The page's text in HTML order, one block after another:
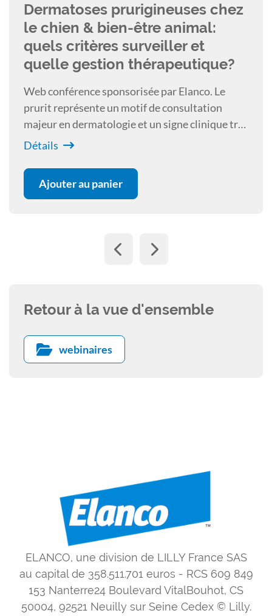
Dermatoses prurigineuses chez
le chien & bien-être animal:
quels critères surveiller et
quelle gestion thérapeutique?
Web conférence sponsorisée par Elanco. Le
prurit représente un motif de consultation
majeur en dermatologie et un signe clinique très
souvent présent lors de dermatoses. Quel
Comment l'estimer? Y a-t-il une frontière entre
douleur et prurit? Comment lutter contre le
Détails
Ajouter au panier
Retour à la vue d'ensemble
webinaires
ELANCO, une division de LILLY France SAS
au capital de 358.511.701 euros - RCS 609 849
153 Nanterre24 Boulevard VitalBouhot, CS
50004, 92521 Neuilly sur Seine Cedex © Lilly.